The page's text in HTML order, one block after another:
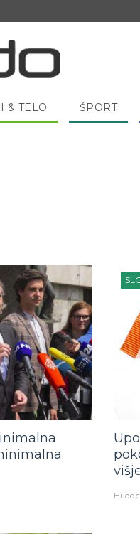
& TELO ŠPORT